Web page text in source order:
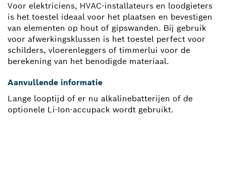
Voor elektriciens, HVAC-installateurs en loodgieters
is het toestel ideaal voor het plaatsen en bevestigen
van elementen op hout of gipswanden. Bij gebruik
voor afwerkingsklussen is het toestel perfect voor
schilders, vloerenleggers of timmerlui voor de
berekening van het benodigde materiaal.
Aanvullende informatie
Lange looptijd of er nu alkalinebatterijen of de
optionele Li-Ion-accupack wordt gebruikt.